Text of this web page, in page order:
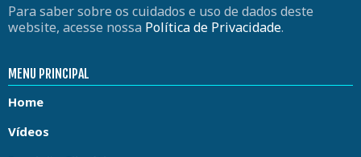
Para saber sobre os cuidados e uso de dados deste
website, acesse nossa Política de Privacidade.
MENU PRINCIPAL
Home
Vídeos